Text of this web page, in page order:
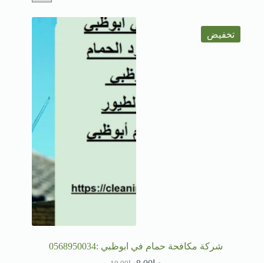
تخفيض
شركة مكافحة حمام في ابوظبي :0568950034